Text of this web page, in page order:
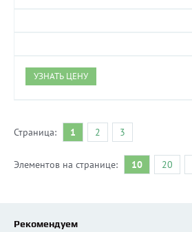
УЗНАТЬ ЦЕНУ
Страница: 1 2 3
Элементов на странице: 10 20
Рекомендуем